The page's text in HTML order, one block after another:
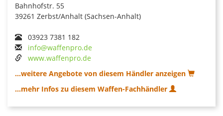
Bahnhofstr. 55
39261 Zerbst/Anhalt (Sachsen-Anhalt)
03923 7381 182
info@waffenpro.de
www.waffenpro.de
...weitere Angebote von diesem Händler anzeigen
...mehr Infos zu diesem Waffen-Fachhändler